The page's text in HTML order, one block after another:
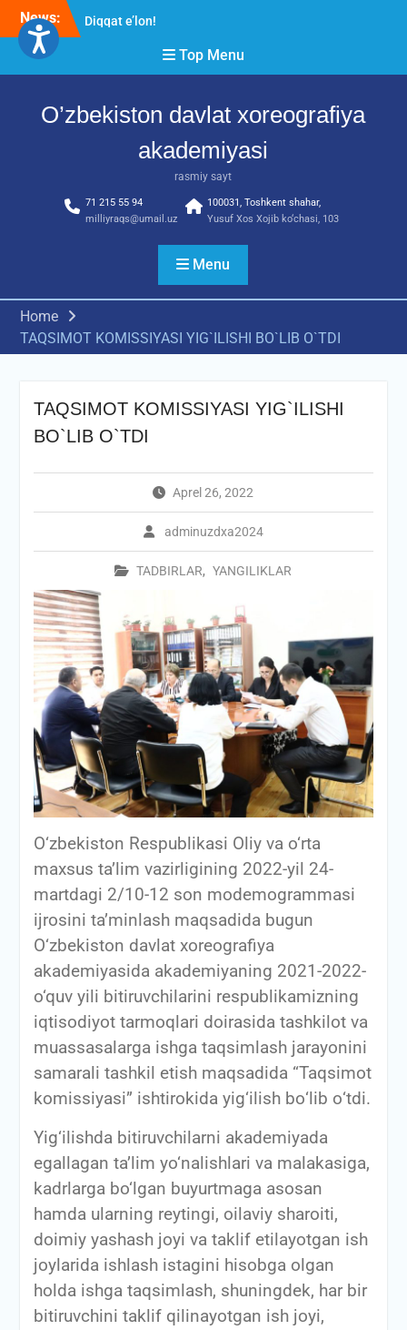
Skip
content
News:
Diqqat e’lon!
2026” tadbiri bo‘lib o‘tdi
RESPUBLIKA ILMIY-
Top Menu
O’zbekiston davlat xoreografiya
akademiyasi
rasmiy sayt
71 215 55 94
milliyraqs@umail.uz
100031, Toshkent shahar,
Yusuf Xos Xojib ko‘chasi, 103
Menu
Home
TAQSIMOT KOMISSIYASI YIG`ILISHI BO`LIB O`TDI
TAQSIMOT KOMISSIYASI YIG`ILISHI
BO`LIB O`TDI
Aprel 26, 2022
adminuzdxa2024
TADBIRLAR, YANGILIKLAR
O‘zbekiston Respublikasi Oliy va o‘rta
maxsus ta’lim vazirligining 2022-yil 24-
martdagi 2/10-12 son modemogrammasi
ijrosini ta’minlash maqsadida bugun
О‘zbekiston davlat xoreografiya
akademiyasida akademiyaning 2021-2022-
o‘quv yili bitiruvchilarini respublikamizning
iqtisodiyot tarmoqlari doirasida tashkilot va
muassasalarga ishga taqsimlash jarayonini
samarali tashkil etish maqsadida “Taqsimot
komissiyasi” ishtirokida yig‘ilish bо‘lib о‘tdi.
Yig‘ilishda bitiruvchilarni akademiyada
egallagan ta’lim yo‘nalishlari va malakasiga,
kadrlarga bo‘lgan buyurtmaga asosan
hamda ularning reytingi, oilaviy sharoiti,
doimiy yashash joyi va taklif etilayotgan ish
joylarida ishlash istagini hisobga olgan
holda ishga taqsimlash, shuningdek, har bir
bitiruvchini taklif qilinayotgan ish joyi,